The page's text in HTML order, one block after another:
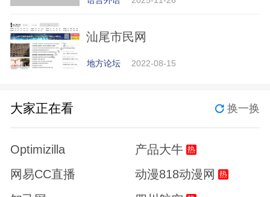
汕尾市民网
地方论坛 2022-08-15
大家正在看 换一换
Optimizilla
产品大牛
网易CC直播
动漫818动漫网